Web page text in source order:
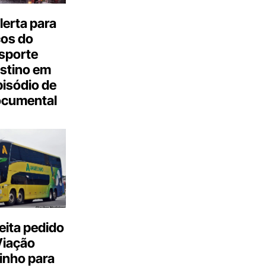
para
do
em
de
pedido
para